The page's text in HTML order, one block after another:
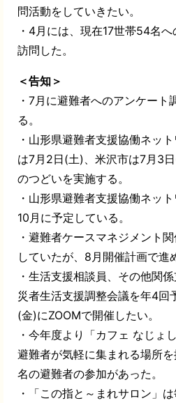
問活動をしていきたい。
・ 4月には、現在17世帯54名へ
訪問した。
＜告知＞
・ 7月に避難者へのアンケート
る。
・山形県避難者支援協働ネッ
は7月 2日(土) 、米沢市は7月 3日
のつどいを実施する。
・山形県避難者支援協働ネッ
10月に予定している。
・避難者ケースマネジメント関
していたが、 8月開催計画で進
・生活支援相談員、その他関
災者生活支援調整会議を年4回
(金)にZOOMで開催したい。
・今年度より「カフェ なじょ
避難者が気軽に集まれる場所を
名の避難者の参加があった。
・「この指と～まれサロン」は